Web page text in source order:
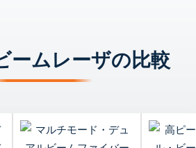
ームレーザの比較